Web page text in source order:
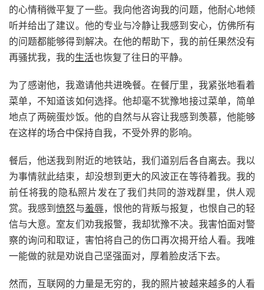
的心情稍微平复了一些。我向他咨询我的问题，他耐心地倾
听并给出了建议。他的专业与冷静让我感到安心，仿佛所有
的问题都能够得到解决。在他的帮助下，我的前任果然没有
再骚扰我，我的生活也恢复了往日的平静。
为了感谢他，我邀请他共进晚餐。在餐厅里，我紧张地看着
菜单，不知道该如何选择。他却毫不犹豫地接过菜单，简单
地点了两碗蛋炒饭。他的自然与从容让我感到羡慕，他能够
在这样的场合中保持自我，不受外界的影响。
餐后，他送我到附近的地铁站，我们道别后各自离去。我以
为事情就此结束，却没想到更大的风波正在等待着我。我的
前任将我的隐私照片发在了我们共同的游戏群里，供人观
赏。我感到愤怒与羞辱，恨他的背叛与报复，也恨自己的轻
信与大意。室友们劝我报警，我却犹豫不决。我害怕面对警
察的询问和取证，害怕将自己的伤口再次揭开给人看。我唯
一能做的就是劝说自己坚强面对，厚着脸皮活下去。
然而，互联网的力量是无穷的，我的照片被越来越多的人看